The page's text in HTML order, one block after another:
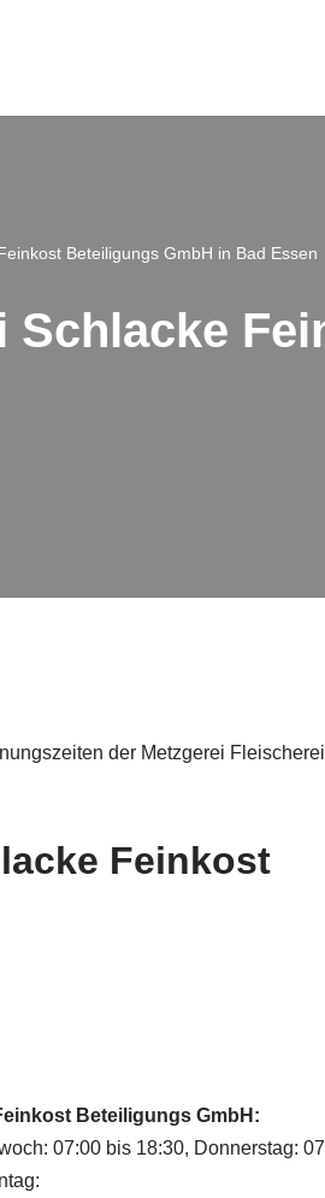
Beteiligungs GmbH in Bad Essen
Schlacke
der Metzgerei
Feinkost
Beteiligungs GmbH:
07:00 bis 18:30, Donnerstag: